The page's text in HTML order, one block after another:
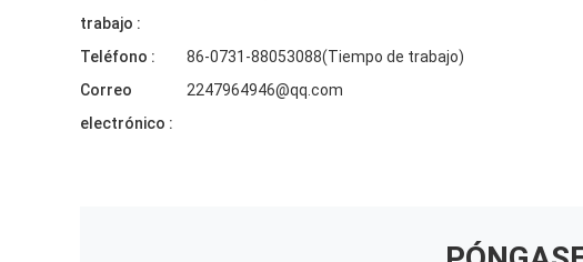
trabajo :
Teléfono :
86-0731-88053088(Tiempo de trabajo)
Correo
electrónico :
2247964946@qq.com